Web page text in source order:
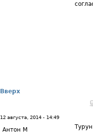
Вверх
12 августа, 2014 - 14:49
Антон М